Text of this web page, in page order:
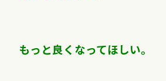
もっと良くなってほしい。